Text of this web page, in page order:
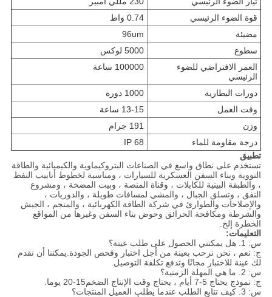
قوة الضوء الرئيسي
0.74 واط
مضيئة
96um
سطوع
5000 لوكس
العمر الافتراضي للضوء
الرئيسي
100000 ساعة
دورات البطارية
1000 دورة
وقت العمل
13-15 ساعة
وزن
191 جرام
درجة مقاومة للماء
IP 68
تطبيق
تستخدم على نطاق واسع في الصناعات البتروكيماوية والكيميائية والطاقة
النووية وبناء السفن العسكرية للسيارات ، ومناسبة لخطوط أنابيب النفط
، والطبقة البينية للكابلات ، وقناة المنصة ، وبيت المضخة ، ومشروع
النفق ، وتسلق الجبال ، والمشي لمسافات طويلة ، والدوريات ،
والإصلاحات والطوارئ في شركة الطاقة الكهربائية ، والمنجم ، الجيش
والشرطة ومكافحة الحرائق وحوض بناء السفن وغيرها من المواقع
الخطرة إلخ.
التعليمات:
س: 1. هل يمكنني الحصول على طلب عينة؟
ج: نعم ، نحن نرحب بعينة من أجل اختبار وفحص الجودة.يمكننا أن نقدم
لك عينة للاختبار مجانًا وتدفع تكلفة التوصيل.
س: 2. ما هي المهلة الزمنية؟
ج: نموذج يحتاج 5-7 أيام ، يحتاج وقت الإنتاج الضخم15-20 يوما.
س: 3. كيف تتابع الطلب عندما يطلب العميل المنتجات؟